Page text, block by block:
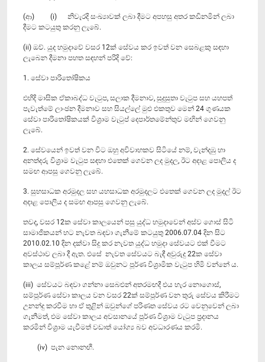
(ආ) (i) නිවැරදි සංඛ්‍යාවක් ලබා දීමට අපහසු අතර කඩිනමින් ලබා
දීමට කටයුතු කරනු ලැබේ.
(ii) ඔව්. යුද හමුදාවේ වසර 12ක් සේවය කර ඉවත් වන සෙබ‍ළකු සඳහා
ලැබෙන දීමනා පහත සඳහන් පරිදි වේ:
1. සේවා පාරිතෝෂිකය
එහිදි මාසික ඒකාබද්ධ වැටුප, සලාක දීමනාව, සුදුසුතා වැටුප සහ යහපත්
පැවැත්මේ ලාංඡන දීමනාව සහ සියල්ලේ මුළු එකතුව මෙන් 24 ගුණයක
සේවා පාරිතෝෂිකයක් විශ්‍රාම වැටුප් දෙපාර්තමේන්තුව මඟින් ගෙවනු
ලැබේ.
2. සේවයෙන් ඉවත් වන විට ඔහු අවිවාහකව සිටියේ නම්, වැන්දඹු හා
අනත්දරු විශ්‍රාම වැටුප සඳහා එතෙක් ගෙවන ලද මුදල, ඊට අදාළ පොලිය ද
සමඟ ආපසු ගෙවනු ලැබේ.
3. සුභසාධක අරමුදල සහ යහසාධක අරමුදලට එතෙක් ගෙවන ලද මුදල් ඊට
අදාළ පොලිය ද සමඟ ආපසු ගෙවනු ලැබේ.
තවද, වසර 12ක සේවා කාලයෙන් පසු යුද්ධ හමුදාවෙන් අස්ව ගොස් සිටි
සාමාජිකයන් හට නැවත බඳවා ගැනීමේ කටයුතු 2006.07.04 දින සිට
2010.02.10 දින දක්වා සිදු කර නැවත යුද්ධ හමුදා සේවයට එක් වීමට
අවස්ථාව ලබා දී ඇත. එසේ නැවත සේවයට බැඳී අවුරුදු 22ක සේවා
කාලය සම්පූර්ණ කළේ නම් ඔවුනට පූර්ණ විශ්‍රාමික වැටුප හිමි වන්නේ ය.
(iii) සේවයට බඳවා ගන්නා සෙබළුන් අතරමඟදී එය හැර නොගොස්,
සම්පූර්ණ සේවා කාලය වන වසර 22ක් සම්පූර්ණ වන තුරු සේවය කිරීමට
උනන්දු කරවීම හා ඒ තුළින් ඔවුන්ගේ පරිණත සේවය රට වෙනුවෙන් ලබා
ගැනීමත්, එම සේවා කාලය අවසානයේ පූර්ණ විශ්‍රාම වැටුප ප්‍රදානය
කරමින් විශ්‍රාම යැවීමත් වඩාත් යෝග්‍ය බව අවධාරණය කරමි.
(iv) පැන නොනඟී.